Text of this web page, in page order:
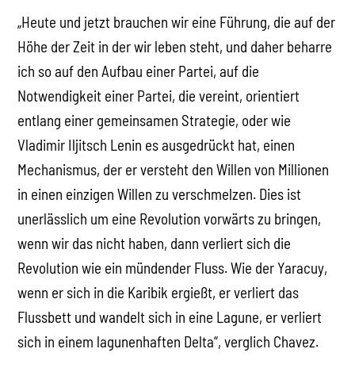
„Heute und jetzt brauchen wir eine Führung, die auf der
Höhe der Zeit in der wir leben steht, und daher beharre
ich so auf den Aufbau einer Partei, auf die
Notwendigkeit einer Partei, die vereint, orientiert
entlang einer gemeinsamen Strategie, oder wie
Vladimir Iljitsch Lenin es ausgedrückt hat, einen
Mechanismus, der er versteht den Willen von Millionen
in einen einzigen Willen zu verschmelzen. Dies ist
unerlässlich um eine Revolution vorwärts zu bringen,
wenn wir das nicht haben, dann verliert sich die
Revolution wie ein mündender Fluss. Wie der Yaracuy,
wenn er sich in die Karibik ergießt, er verliert das
Flussbett und wandelt sich in eine Lagune, er verliert
sich in einem lagunenhaften Delta“, verglich Chavez.